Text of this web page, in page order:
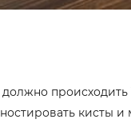
должно
кисты